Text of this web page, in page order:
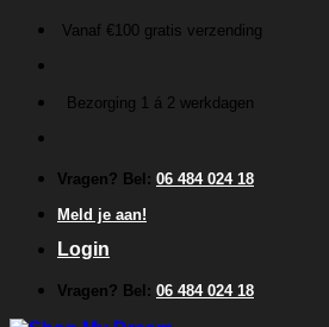
inhoud
Vanaf €100 gratis verzending
Bezorging 1 á 2 werkdagen
Vragen? Bel: 06 484 024 18
Meld je aan!
Login
Vragen? Bel: 06 484 024 18